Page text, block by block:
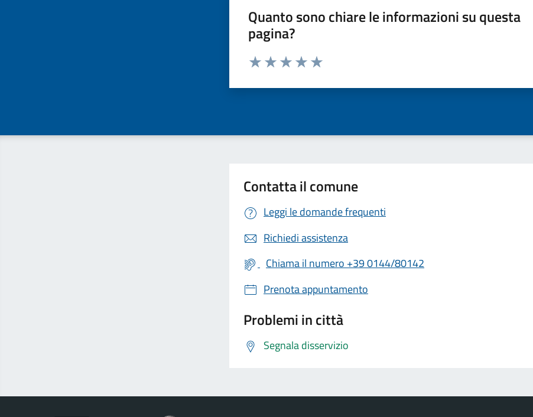
Quanto sono chiare le informazioni su questa
pagina?
Valuta da 1 a 5 stelle la pagina
Contatta il comune
Leggi le domande frequenti
Richiedi assistenza
Chiama il numero +39 0144/80142
Prenota appuntamento
Problemi in città
Segnala disservizio